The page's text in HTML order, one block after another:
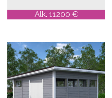
Alk. 11200 €